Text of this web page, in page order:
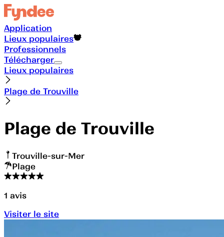
Application
Lieux populaires
Professionnels
Télécharger
Lieux populaires
Plage de Trouville
Plage de Trouville
Trouville-sur-Mer
Plage
1 avis
Visiter le site